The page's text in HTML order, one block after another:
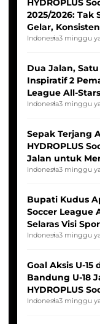
HYDROPLUS
2025/2026: Tak
Gelar,
Indonesia3 minggu
Dua Jalan,
Inspiratif 2
League All-
Seleksi Timnas
Indonesia3 minggu
Sepak Terjang
HYDROPLUS
Jalan untuk
Indonesia Putri
Indonesia3 minggu
Bupati Kudus
Soccer League
Selaras Visi
Indonesia3 minggu
Goal Aksis U-
Bandung U-18
HYDROPLUS
2025/2026
Indonesia3 minggu